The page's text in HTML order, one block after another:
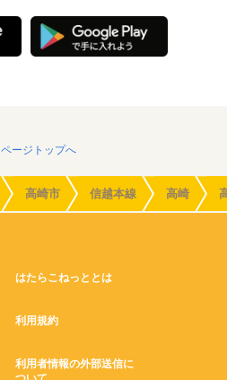
ページトップへ
高崎市 信越本線 高崎
はたらこねっととは
利用規約
利用者情報の外部送信に